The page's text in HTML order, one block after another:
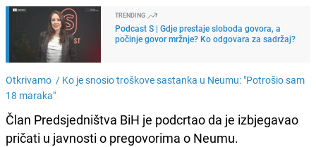
TRENDING
Podcast S | Gdje prestaje sloboda govora, a
počinje govor mržnje? Ko odgovara za sadržaj?
Otkrivamo / Ko je snosio troškove sastanka u Neumu: "Potrošio sam
18 maraka"
Član Predsjedništva BiH je podcrtao da je izbjegavao
pričati u javnosti o pregovorima o Neumu.